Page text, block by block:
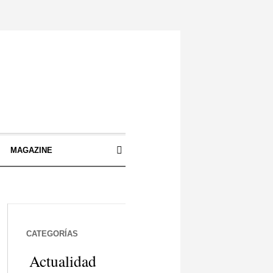
MAGAZINE
CATEGORÍAS
Actualidad